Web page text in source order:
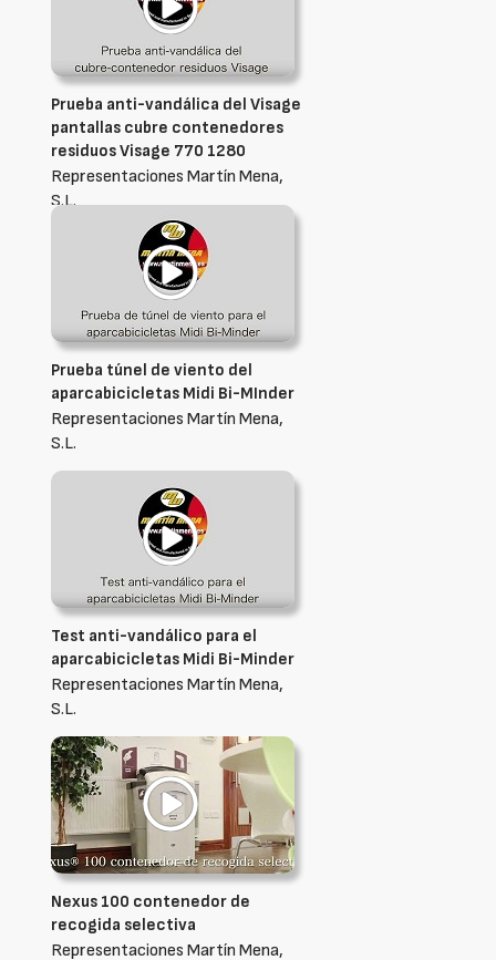
Prueba anti-vandálica del Visage
pantallas cubre contenedores
residuos Visage 770 1280
Representaciones Martín Mena,
S.L.
Prueba túnel de viento del
aparcabicicletas Midi Bi-MInder
Representaciones Martín Mena,
S.L.
Test anti-vandálico para el
aparcabicicletas Midi Bi-Minder
Representaciones Martín Mena,
S.L.
Nexus 100 contenedor de
recogida selectiva
Representaciones Martín Mena,